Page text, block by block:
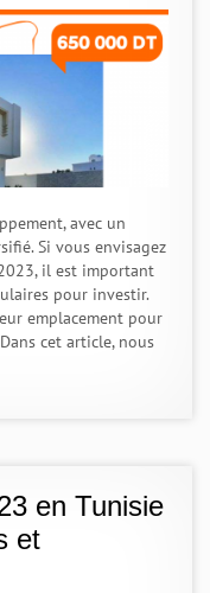
avec un
Si vous envisagez
il est important
pour investir.
emplacement pour
cet article, nous
en Tunisie
et